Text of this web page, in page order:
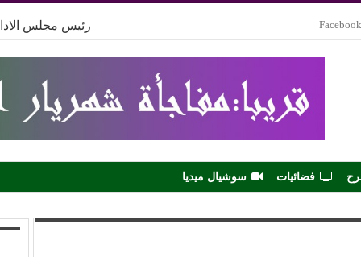
Facebook رئيس مجلس
فضائيات سوشيال ميديا